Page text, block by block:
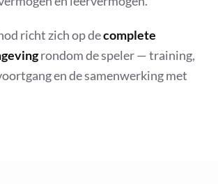
richt zich op decomplete
rondom de speler — training,
en de samenwerking met